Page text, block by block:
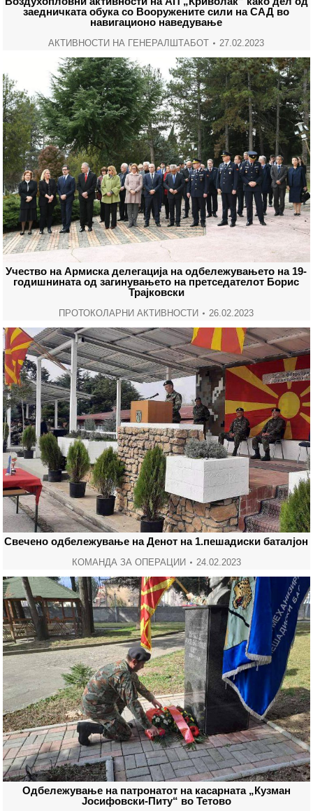
заедничката обука со Вооружените сили на САД во
навигационо наведување
АКТИВНОСТИ НА ГЕНЕРАЛШТАБОТ 27.02.2023
Учество на Армиска делегација на одбележувањето на 19-
годишнината од загинувањето на претседателот Борис
Трајковски
ПРОТОКОЛАРНИ АКТИВНОСТИ 26.02.2023
Свечено одбележување на Денот на 1.пешадиски баталјон
КОМАНДА ЗА ОПЕРАЦИИ 24.02.2023
Одбележување на патронатот на касарната „Кузман
Јосифовски-Питу“ во Тетово